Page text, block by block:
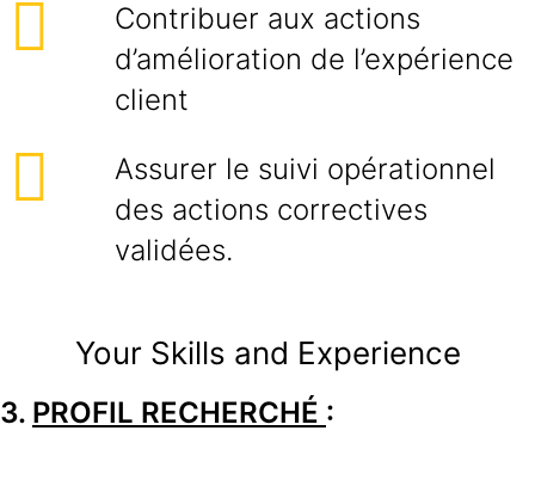
Contribuer aux actions
d’amélioration de l’expérience
client
Assurer le suivi opérationnel
des actions correctives
validées.
Your Skills and Experience
3. PROFIL RECHERCHÉ :